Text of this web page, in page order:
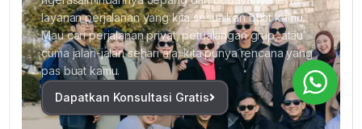
layanan perjalanan yang kita sesuaikan buat kamu.
Mau cari perjalanan privat, petualangan grup, atau
cuma jalan-jalan sehari aja, kita punya rencana yang
pas buat kamu.
Dapatkan Konsultasi Gratis
Request Private Trip